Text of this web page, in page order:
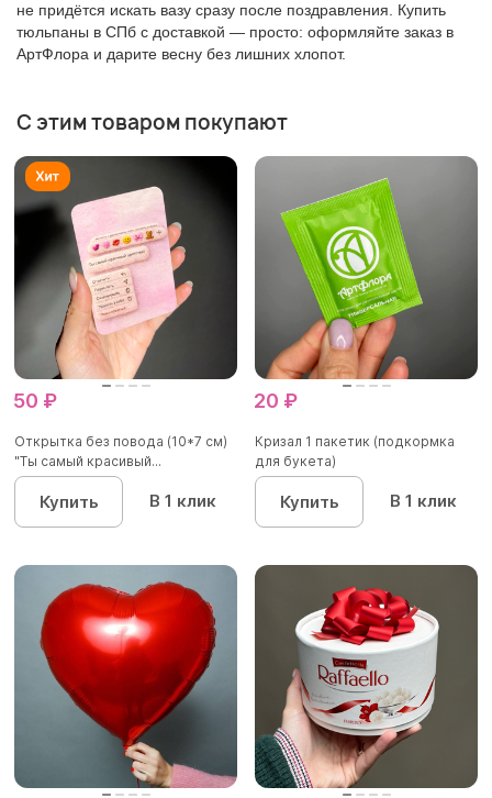
не придётся искать вазу сразу после поздравления. Купить
тюльпаны в СПб с доставкой — просто: оформляйте заказ в
АртФлора и дарите весну без лишних хлопот.
С этим товаром покупают
50 ₽
Открытка без повода (10*7 см)
"Ты самый красивый...
Купить В 1 клик
20 ₽
Кризал 1 пакетик (подкормка
для букета)
Купить В 1 клик